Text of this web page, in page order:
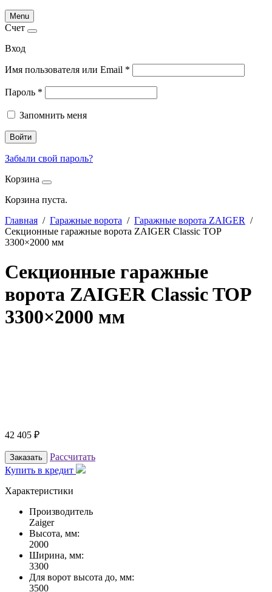
Menu
Счет
Вход
Имя пользователя или Email *
Пароль *
Запомнить меня
Войти
Забыли свой пароль?
Корзина
Корзина пуста.
Главная / Гаражные ворота / Гаражные ворота ZAIGER /
Секционные гаражные ворота ZAIGER Classic TOP
3300×2000 мм
Секционные гаражные
ворота ZAIGER Classic TOP
3300×2000 мм
42 405 ₽
Заказать
Рассчитать
Купить в кредит
Характеристики
Производитель
Zaiger
Высота, мм:
2000
Ширина, мм:
3300
Для ворот высота до, мм:
3500